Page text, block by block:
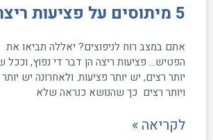
5 מיתוסים על פציעות ריצה
אתם במצב רוח לניפוצים? יאללה תביאו את
הפטיש… פציעות ריצה הן דבר די נפוץ, וככל
יותר רצים, יש יותר פציעות. ולאחרונה יש יותר
ויותר רצים כך שהנושא כנראה שלא
לקריאה »